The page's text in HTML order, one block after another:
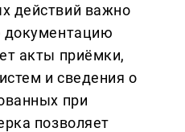
действий важно
документацию
акты приёмки,
и сведения о
при
позволяет